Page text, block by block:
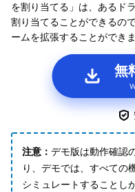
を割り当てる」は、あるド
割り当てることができるの
ームを拡張することができま
無
注意： デモ版は動作確認
り、デモでは、すべての
シミュレートすることし